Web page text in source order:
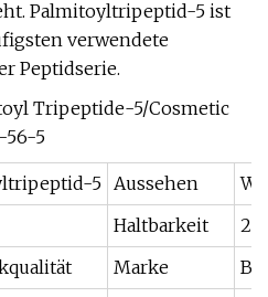
Palmitoyltripeptid-5 ist
verwendete
Peptidserie.
5 Aussehen
Haltbarkeit
2
Marke